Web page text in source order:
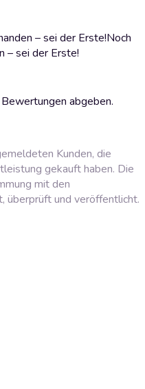
– sei der Erste!Noch
– sei der Erste!
abgeben.
Kunden, die
gekauft haben. Die
mit den
überprüft und veröffentlicht.